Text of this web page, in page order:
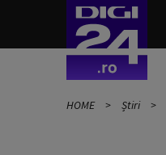
HOME Știri